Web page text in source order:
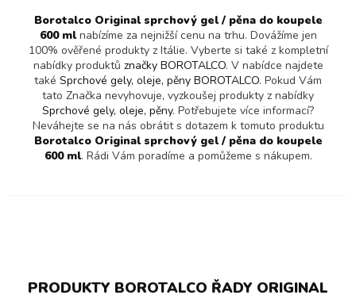
Borotalco Original sprchový gel / pěna do koupele
600 mlnabízíme za nejnižší cenu na trhu. Dovážíme jen
100% ověřené produkty z Itálie. Vyberte si také z kompletní
nabídky produktů značky BOROTALCO. V nabídce najdete
také Sprchové gely, oleje, pěny BOROTALCO. Pokud Vám
tato Značka nevyhovuje, vyzkoušej produkty z nabídky
Sprchové gely, oleje, pěny. Potřebujete více informací?
Neváhejte se na nás obrátit s dotazem k tomuto produktu
Borotalco Original sprchový gel / pěna do koupele
600 ml. Rádi Vám poradíme a pomůžeme s nákupem.
PRODUKTY BOROTALCO ŘADY ORIGINAL